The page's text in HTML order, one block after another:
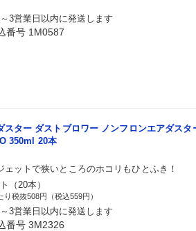
3営業日以内に発送します
番号 1M0587
スター ダストブロワー ノンフロンエアダスタ
350ml 20本
ェットで狭いところのホコリもひとふき！
（20本）
り税抜508円（税込559円）
3営業日以内に発送します
番号 3M2326